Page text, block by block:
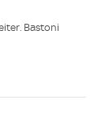
Bastoni